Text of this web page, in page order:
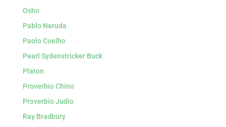
Osho
Pablo Neruda
Paolo Coelho
Pearl Sydenstricker Buck
Platon
Proverbio Chino
Proverbio Judio
Ray Bradbury